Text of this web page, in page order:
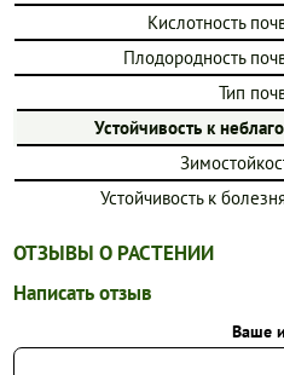
Кислотность
Плодородность
Тип
Устойчивость к
Устойчивость к
ОТЗЫВЫ О РАСТЕНИИ
Написать отзыв
Ваше